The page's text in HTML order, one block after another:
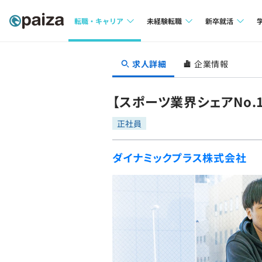
転職・キャリア
転職成功ガイド
転職エージェント
未経験転職
求人検索
転職成功ガイド
新卒就活
本選考
イベント・セ
インタビュー
就活成功ガイド
求人詳細 企業情報
【スポーツ業界シェア
正社員
ダイナミックプラス株式会社